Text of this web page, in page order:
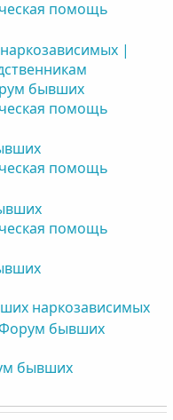
помощь
|
бывших
помощь
помощь
помощь
наркозависимых
бывших
бывших